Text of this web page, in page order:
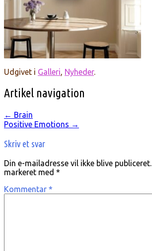
Udgivet i Galleri, Nyheder.
Artikel navigation
← Brain
Positive Emotions →
Skriv et svar
Din e-mailadresse vil ikke blive publiceret.
markeret med *
Kommentar *